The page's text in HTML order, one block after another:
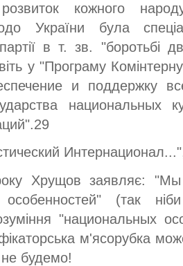
розвиток кожного
України була
в т. зв. "боротьбі
у "Програму
и поддержку
национальных
Хрущов заявляє: "Мы
особенностей" (так
"национальных
м'ясорубка
будемо!